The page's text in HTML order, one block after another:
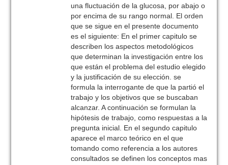
una fluctuación de la glucosa, por abajo o
por encima de su rango normal. El orden
que se sigue en el presente documento
es el siguiente: En el primer capitulo se
describen los aspectos metodológicos
que determinan la investigación entre los
que están el problema del estudio elegido
y la justificación de su elección. se
formula la interrogante de que la partió el
trabajo y los objetivos que se buscaban
alcanzar. A continuación se formulan la
hipótesis de trabajo, como respuestas a la
pregunta inicial. En el segundo capitulo
aparece el marco teórico en el que
tomando como referencia a los autores
consultados se definen los conceptos mas